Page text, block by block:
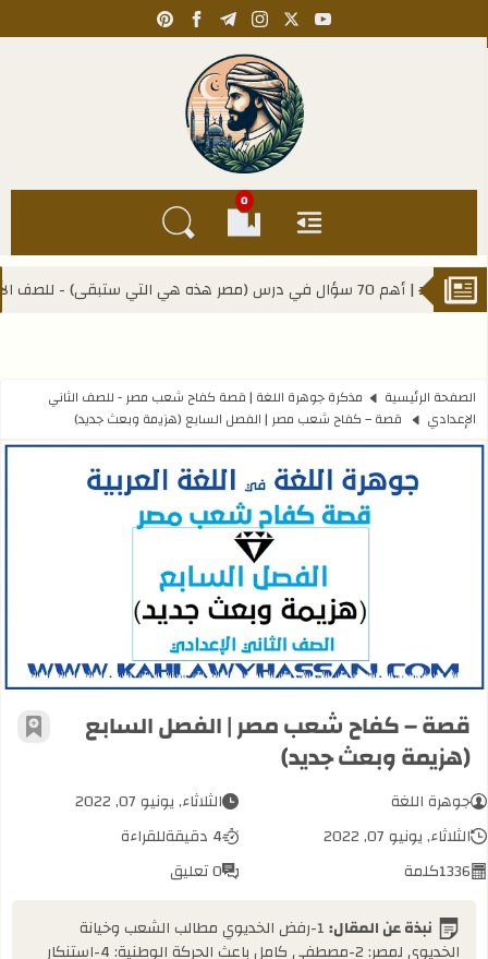
youtube
x
instagram
telegram
facebook
pinterest
Kahlawy Hassan
القائمة
0
العلامات المرجعيةالبحث في المدونة
الصفحة الرئيسية
مذكرة جوهرة اللغة | قصة كفاح شعب مصر - للصف الثاني
الإعدادي
قصة – كفاح شعب مصر | الفصل السابع (هزيمة وبعث جديد)
قصة – كفاح شعب مصر | الفصل
قصة – كفاح شعب مصر | الفصل السابع
(هزيمة وبعث جديد) أضف
جوهرة اللغة
الثلاثاء, يونيو 07, 2022
الثلاثاء, يونيو 07, 2022
4 دقيقة
للقراءة
1336كلمة
0 تعليق
نبذة عن المقال: 1-رفض الخديوي مطالب الشعب وخيانة
الخديوي لمصر: 2-مصطفى كامل باعث الحركة الوطنية: 4-استنكار